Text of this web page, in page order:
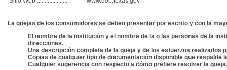
La quejas de los consumidores se deben presentar por escrito y con la
El nombre de la institución y el nombre de la o las personas de la
direcciones.
Una descripción completa de la queja y de los esfuerzos realizados
Copias de cualquier tipo de documentación disponible que respalde
Cualquier sugerencia con respecto a cómo prefiere resolver la queja.